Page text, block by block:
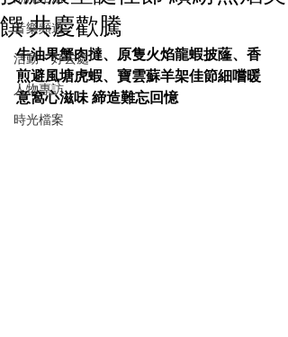
音樂頻道
活動・好去處
人物專訪
時光檔案
饌 共慶歡騰
牛油果蟹肉撻、原隻火焰龍蝦披蕯、香
煎避風塘虎蝦、寶雲蘇羊架佳節細嚐暖
意窩心滋味 締造難忘回憶